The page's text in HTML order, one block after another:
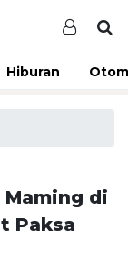
Hiburan
Maming di
Paksa